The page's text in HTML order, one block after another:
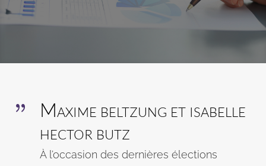
{
Maxime beltzung et isabelle
hector butz
À l’occasion des dernières élections